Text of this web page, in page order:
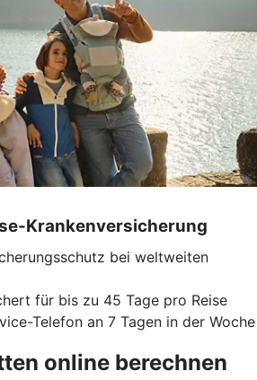
Krankenversicherung
bei weltweiten
für bis zu 45 Tage pro Reise
Telefon an 7 Tagen in der Woche
online berechnen